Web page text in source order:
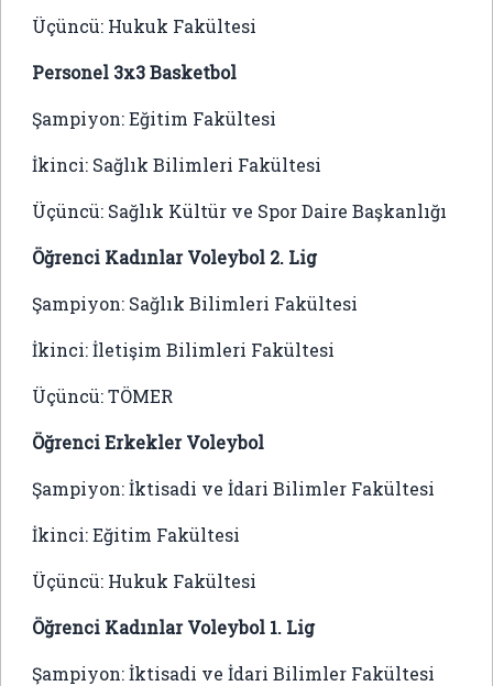
Üçüncü: Hukuk Fakültesi
Personel 3x3 Basketbol
Şampiyon: Eğitim Fakültesi
İkinci: Sağlık Bilimleri Fakültesi
Üçüncü: Sağlık Kültür ve Spor Daire Başkanlığı
Öğrenci Kadınlar Voleybol 2. Lig
Şampiyon: Sağlık Bilimleri Fakültesi
İkinci: İletişim Bilimleri Fakültesi
Üçüncü: TÖMER
Öğrenci Erkekler Voleybol
Şampiyon: İktisadi ve İdari Bilimler Fakültesi
İkinci: Eğitim Fakültesi
Üçüncü: Hukuk Fakültesi
Öğrenci Kadınlar Voleybol 1. Lig
Şampiyon: İktisadi ve İdari Bilimler Fakültesi